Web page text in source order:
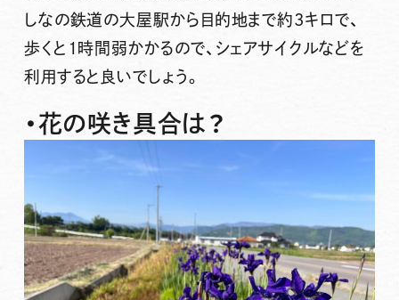
しなの鉄道の大屋駅から目的地まで約3キロで、
歩くと1時間弱かかるので、シェアサイクルなどを
利用すると良いでしょう。
・花の咲き具合は？